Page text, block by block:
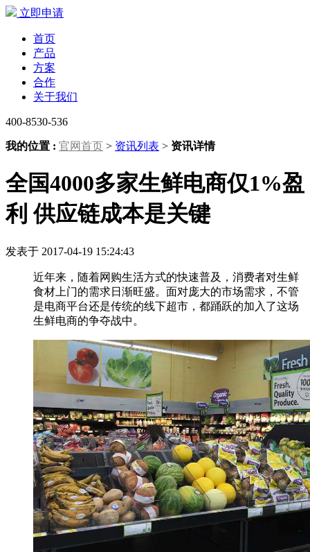
立即申请
首页
产品
方案
合作
关于我们
400-8530-536
我的位置 : 官网首页 > 资讯列表 > 资讯详情
全国4000多家生鲜电商仅1%盈
利 供应链成本是关键
发表于 2017-04-19 15:24:43
近年来，随着网购生活方式的快速普及，消费者对生鲜
食材上门的需求日渐旺盛。面对庞大的市场需求，不管
是电商平台还是传统的线下超市，都踊跃的加入了这场
生鲜电商的争夺战中。